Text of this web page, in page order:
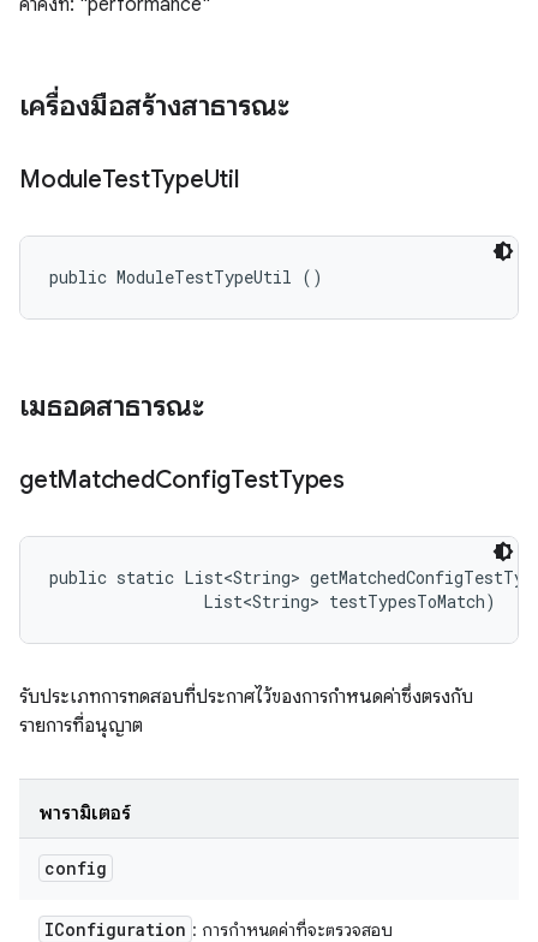
ค่าคงที่: "performance"
เครื่องมือสร้างสาธารณะ
ModuleTestTypeUtil
public ModuleTestTypeUtil ()
เมธอดสาธารณะ
getMatchedConfigTestTypes
public static List<String>
                List<String> testTypesToMatch)
รับประเภทการทดสอบที่ประกาศไว้ของการกำหนดค่าซึ่งตรงกับ
รายการที่อนุญาต
พารามิเตอร์
config
IConfiguration : การกำหนดค่าที่จะตรวจสอบ